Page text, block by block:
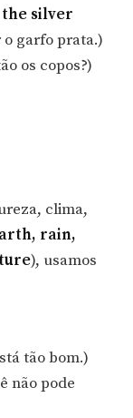
silver
garfo prata.)
os copos?)
clima,
rain,
), usamos
tão bom.)
não pode